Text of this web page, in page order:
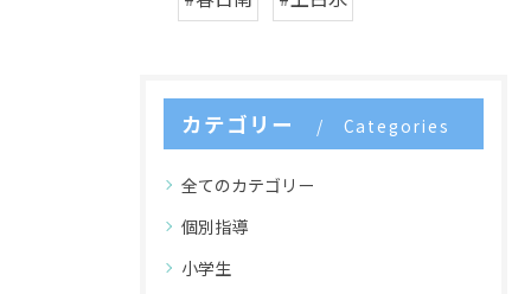
カテゴリー Categories
全てのカテゴリー
個別指導
小学生